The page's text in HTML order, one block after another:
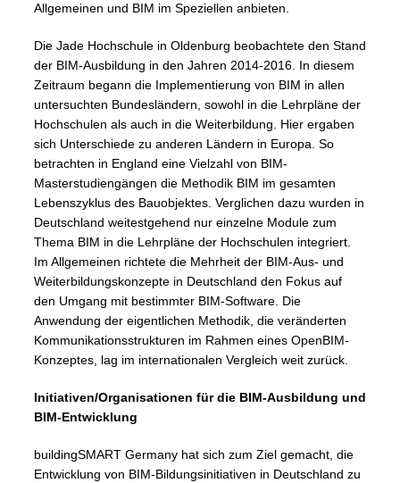
Allgemeinen und BIM im Speziellen anbieten.
Die Jade Hochschule in Oldenburg beobachtete den Stand
der BIM-Ausbildung in den Jahren 2014-2016. In diesem
Zeitraum begann die Implementierung von BIM in allen
untersuchten Bundesländern, sowohl in die Lehrpläne der
Hochschulen als auch in die Weiterbildung. Hier ergaben
sich Unterschiede zu anderen Ländern in Europa. So
betrachten in England eine Vielzahl von BIM-
Masterstudiengängen die Methodik BIM im gesamten
Lebenszyklus des Bauobjektes. Verglichen dazu wurden in
Deutschland weitestgehend nur einzelne Module zum
Thema BIM in die Lehrpläne der Hochschulen integriert.
Im Allgemeinen richtete die Mehrheit der BIM-Aus- und
Weiterbildungskonzepte in Deutschland den Fokus auf
den Umgang mit bestimmter BIM-Software. Die
Anwendung der eigentlichen Methodik, die veränderten
Kommunikationsstrukturen im Rahmen eines OpenBIM-
Konzeptes, lag im internationalen Vergleich weit zurück.
Initiativen/Organisationen für die BIM-Ausbildung und
BIM-Entwicklung
buildingSMART Germany hat sich zum Ziel gemacht, die
Entwicklung von BIM-Bildungsinitiativen in Deutschland zu